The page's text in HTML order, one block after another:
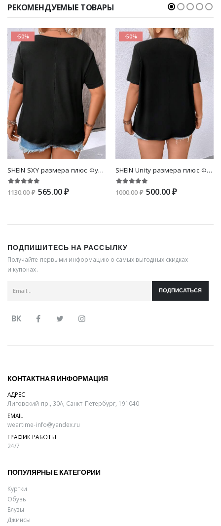
РЕКОМЕНДУЕМЫЕ ТОВАРЫ
-50%
SHEIN SXY размера плюс Футболка с кружевной отделкой с воротником-бантом
1130.00 ₽ 565.00 ₽
-50%
SHEIN Unity размера плюс Футболка в полоску контрастный
1000.00 ₽ 500.00 ₽
ПОДПИШИТЕСЬ НА РАССЫЛКУ
Получайте первыми информацию о самых выгодных скидках
и купонах.
ПОДПИСАТЬСЯ
ВК
КОНТАКТНАЯ ИНФОРМАЦИЯ
АДРЕС
Лиговский пр., 30А, Санкт-Петербург, 191040
EMAIL
weartime-info@yandex.ru
ГРАФИК РАБОТЫ
24/7
ПОПУЛЯРНЫЕ КАТЕГОРИИ
Куртки
Обувь
Блузы
Джинсы